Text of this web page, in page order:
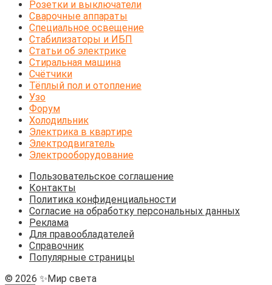
Розетки и выключатели
Сварочные аппараты
Специальное освещение
Стабилизаторы и ИБП
Статьи об электрике
Стиральная машина
Счётчики
Тёплый пол и отопление
Узо
Форум
Холодильник
Электрика в квартире
Электродвигатель
Электрооборудование
Пользовательское соглашение
Контакты
Политика конфиденциальности
Согласие на обработку персональных данных
Реклама
Для правообладателей
Справочник
Популярные страницы
© 2026 ✨Мир света